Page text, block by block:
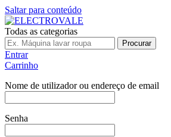
Saltar para conteúdo
Todas as categorias
Procurar
Entrar
Carrinho
Nome de utilizador ou endereço de email
Senha